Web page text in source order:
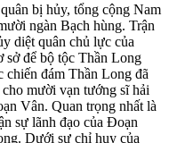
bị hủy, tổng cộng Nam
ngàn Bạch hùng. Trận
diệt quân chủ lực của
sở để bộ tộc Thần Long
đám Thần Long đã
mười vạn tướng sĩ hải
Vân. Quan trọng nhất là
sự lãnh đạo của Đoạn
Dưới sự chỉ huy của